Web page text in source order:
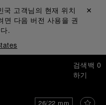
국 고객님의 현재 위치
면 다음 버전 사용을 권
.
닫기 ✕
검색
하기
백 0
26/22 mm